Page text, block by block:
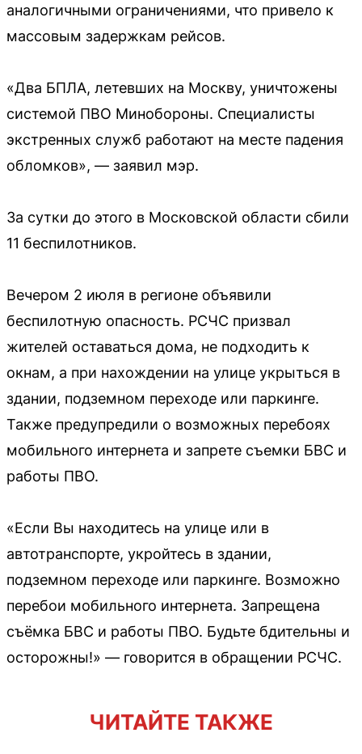
аналогичными ограничениями, что привело к
массовым задержкам рейсов.
«Два БПЛА, летевших на Москву, уничтожены
системой ПВО Минобороны. Специалисты
экстренных служб работают на месте падения
обломков», — заявил мэр.
За сутки до этого в Московской области сбили
11 беспилотников.
Вечером 2 июля в регионе объявили
беспилотную опасность. РСЧС призвал
жителей оставаться дома, не подходить к
окнам, а при нахождении на улице укрыться в
здании, подземном переходе или паркинге.
Также предупредили о возможных перебоях
мобильного интернета и запрете съемки БВС и
работы ПВО.
«Если Вы находитесь на улице или в
автотранспорте, укройтесь в здании,
подземном переходе или паркинге. Возможно
перебои мобильного интернета. Запрещена
съёмка БВС и работы ПВО. Будьте бдительны и
осторожны!» — говорится в обращении РСЧС.
ЧИТАЙТЕ ТАКЖЕ